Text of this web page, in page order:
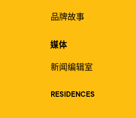
品牌故事
媒体
新闻编辑室
RESIDENCES